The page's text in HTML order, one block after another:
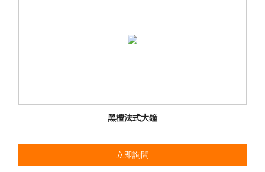
黑檀法式大鐘
立即詢問